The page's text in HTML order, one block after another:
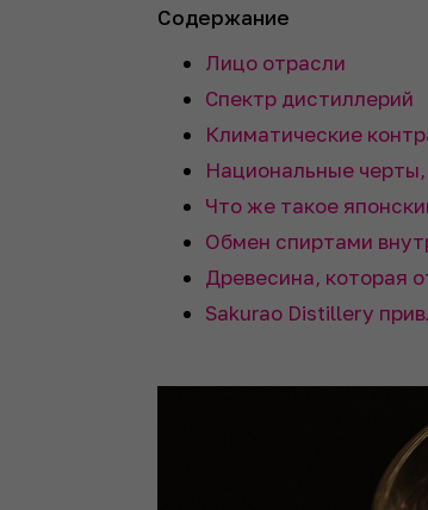
Содержание
Лицо отрасли
Спектр дистиллерий
Климатические
Национальные
Что же такое
Обмен спиртами
Древесина, которая
Sakurao Distillery